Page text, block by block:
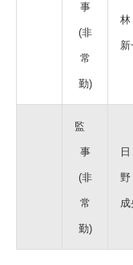
事
(非
常
勤)
新
監
事
(非
常
勤)
日
成